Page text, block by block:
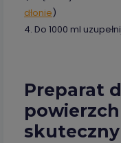
dłonie)
4. Do 1000 ml
Preparat
skuteczny